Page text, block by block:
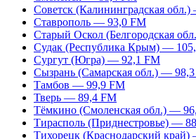
Советск (Калининградская
Ставрополь — 93,0 FM
Старый Оскол (Белгородская
Судак (Республика Крым) —
Сургут (Югра) — 92,1 FM
Сызрань (Самарская обл.) —
Тамбов — 99,9 FM
Тверь — 89,4 FM
Тёмкино (Смоленская обл.) —
Тирасполь (Приднестровье) —
Тихорецк (Краснодарский